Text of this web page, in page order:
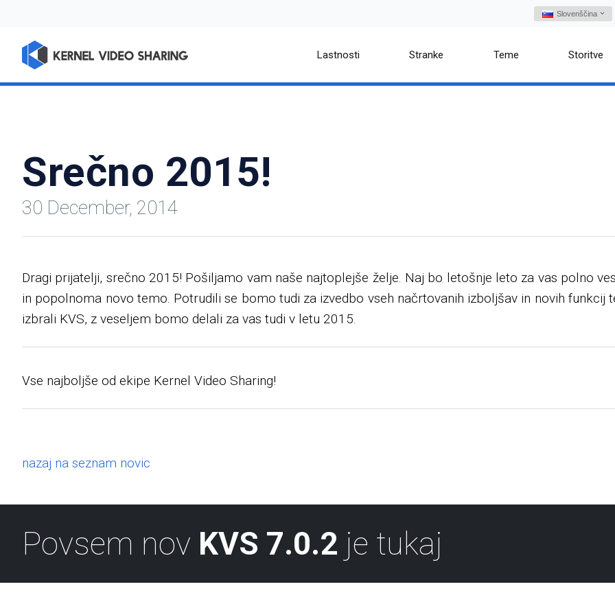
Slovenščina
Lastnosti Stranke Teme Storitve
Srečno 2015!
30 December, 2014
Dragi prijatelji, srečno 2015! Pošiljamo vam naše najtoplejše želje. Naj bo letošnje leto za vas polno
in popolnoma novo temo. Potrudili se bomo tudi za izvedbo vseh načrtovanih izboljšav in novih funkcij
izbrali KVS, z veseljem bomo delali za vas tudi v letu 2015.
Vse najboljše od ekipe Kernel Video Sharing!
nazaj na seznam novic
Povsem nov KVS 7.0.2 je tukaj